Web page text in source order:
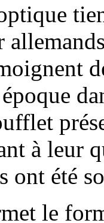
à leur
ont été
le